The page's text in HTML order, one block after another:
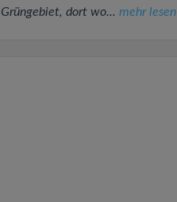
Grüngebiet, dort wo... mehr lesen